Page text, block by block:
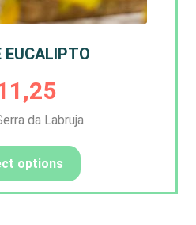
EUCALIPTO
da Labruja
options